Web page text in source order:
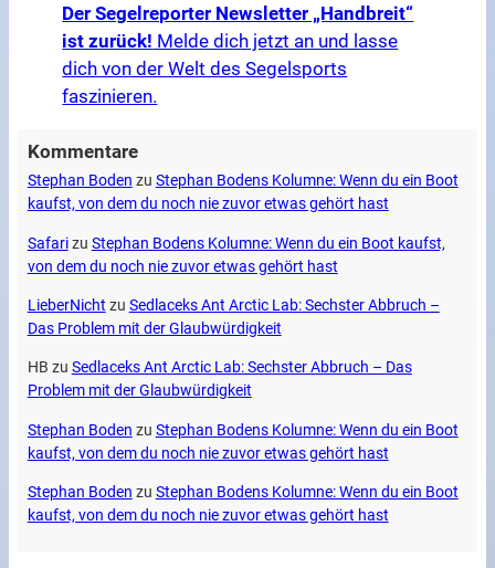
Der Segelreporter Newsletter „Handbreit“
ist zurück! Melde dich jetzt an und lasse
dich von der Welt des Segelsports
faszinieren.
Kommentare
Stephan Boden zu Stephan Bodens Kolumne: Wenn du ein Boot
kaufst, von dem du noch nie zuvor etwas gehört hast
Safarizu Stephan Bodens Kolumne: Wenn du ein Boot kaufst,
von dem du noch nie zuvor etwas gehört hast
LieberNicht zu Sedlaceks Ant Arctic Lab: Sechster Abbruch –
Das Problem mit der Glaubwürdigkeit
HB zu Sedlaceks Ant Arctic Lab: Sechster Abbruch – Das
Problem mit der Glaubwürdigkeit
Stephan Boden zu Stephan Bodens Kolumne: Wenn du ein Boot
kaufst, von dem du noch nie zuvor etwas gehört hast
Stephan Boden zu Stephan Bodens Kolumne: Wenn du ein Boot
kaufst, von dem du noch nie zuvor etwas gehört hast